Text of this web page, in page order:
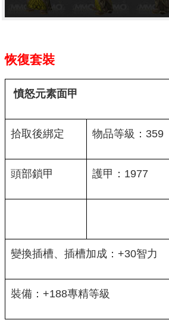
恢復套裝
憤怒元素面甲
拾取後綁定 物品等級：359
頭部鎖甲 護甲：1977
變換插槽、插槽加成：+30智力
裝備：+188專精等級